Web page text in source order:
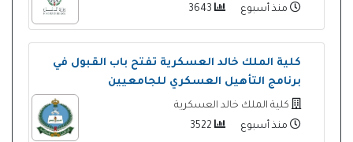
منذ أسبوع
كلية الملك خالد العسكرية تفتح باب القبول في
برنامج التأهيل العسكري للجامعيين
كلية الملك خالد العسكرية
منذ أسبوع